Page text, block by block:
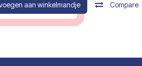
aan winkelmandje Compare